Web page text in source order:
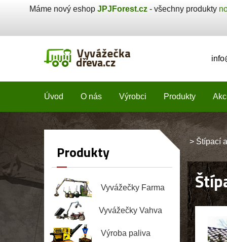
Máme nový eshop JPJForest.cz - všechny produkty
Úvod O nás Výrobci Produkty
Produkty
Vyvážečky Farma
Vyvážečky Vahva
Jussi Výroba paliva
> Štípací